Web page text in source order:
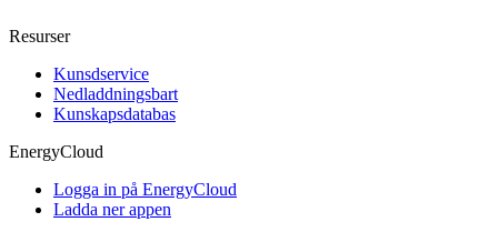
Resurser
Kunsdservice
Nedladdningsbart
Kunskapsdatabas
EnergyCloud
Logga in på EnergyCloud
Ladda ner appen